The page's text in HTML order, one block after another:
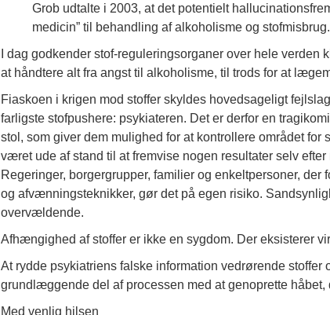
Grob udtalte i 2003, at det potentielt
medicin” til behandling af alkoholisme og stofmisbrug.
I dag godkender stof-reguleringsorganer over hele verden
at håndtere alt fra angst til alkoholisme, til trods for at
Fiaskoen i krigen mod stoffer skyldes hovedsageligt
farligste stofpushere: psykiateren. Det er derfor en
stol, som giver dem mulighed for at kontrollere området
været ude af stand til at fremvise nogen resultater selv
Regeringer, borgergrupper, familier og enkeltpersoner,
og afvænningsteknikker, gør det på egen risiko.
overvældende.
Afhængighed af stoffer er ikke en sygdom. Der eksisterer
At rydde psykiatriens falske information vedrørende
grundlæggende del af processen med at genoprette
Med venlig hilsen